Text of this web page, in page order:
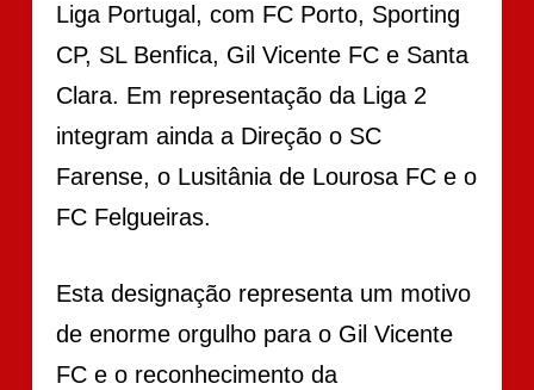
Liga Portugal, com FC Porto, Sporting
CP, SL Benfica, Gil Vicente FC e Santa
Clara. Em representação da Liga 2
integram ainda a Direção o SC
Farense, o Lusitânia de Lourosa FC e o
FC Felgueiras.
Esta designação representa um motivo
de enorme orgulho para o Gil Vicente
FC e o reconhecimento da